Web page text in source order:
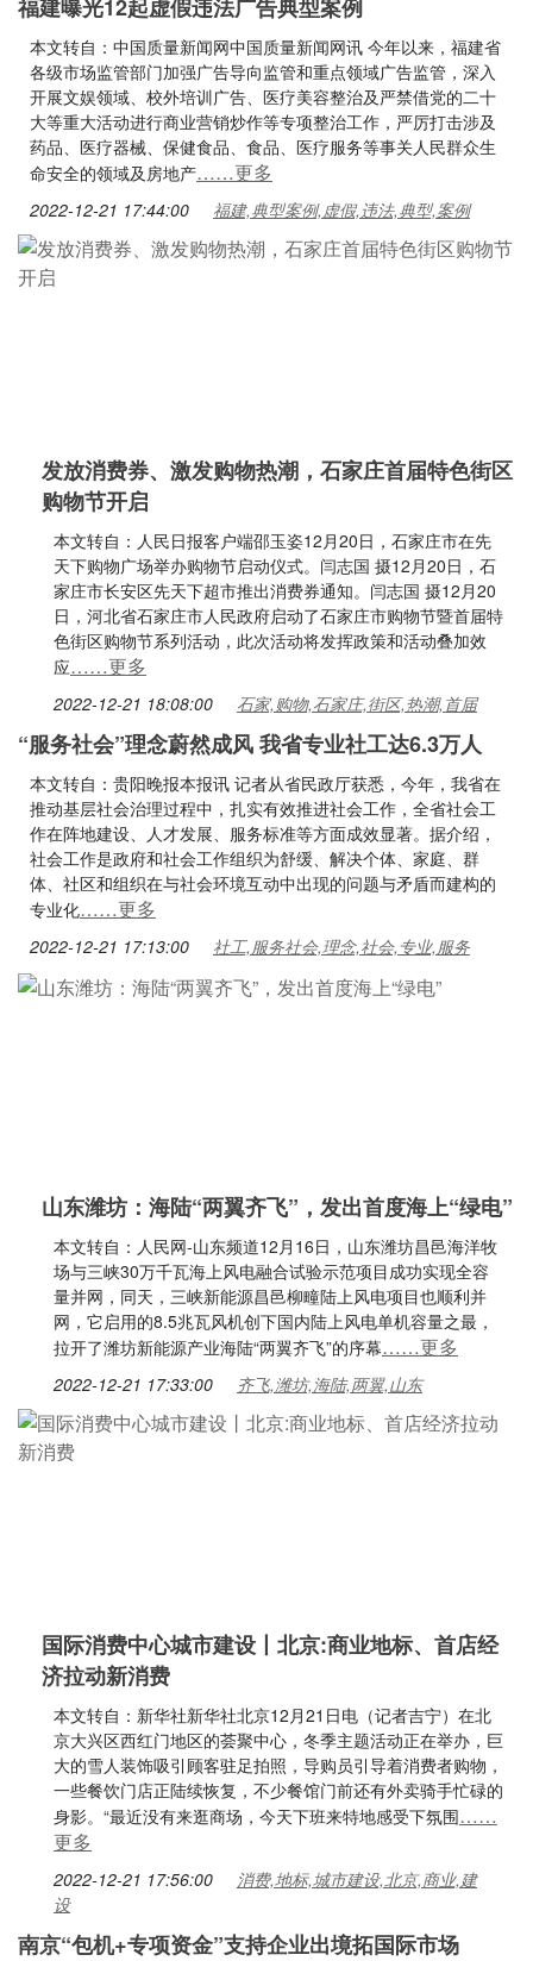
福建曝光12起虚假违法广告典型案例
本文转自：中国质量新闻网中国质量新闻网讯 今年以来，福建省
各级市场监管部门加强广告导向监管和重点领域广告监管，深入
开展文娱领域、校外培训广告、医疗美容整治及严禁借党的二十
大等重大活动进行商业营销炒作等专项整治工作，严厉打击涉及
药品、医疗器械、保健食品、食品、医疗服务等事关人民群众生
命安全的领域及房地产……更多
2022-12-21 17:44:00 福建,典型案例,虚假,违法,典型,案例
发放消费券、激发购物热潮，石家庄首届特色街区
购物节开启
本文转自：人民日报客户端邵玉姿12月20日，石家庄市在先
天下购物广场举办购物节启动仪式。闫志国 摄12月20日，石
家庄市长安区先天下超市推出消费券通知。闫志国 摄12月20
日，河北省石家庄市人民政府启动了石家庄市购物节暨首届特
色街区购物节系列活动，此次活动将发挥政策和活动叠加效
应……更多
2022-12-21 18:08:00 石家,购物,石家庄,街区,热潮,首届
“服务社会”理念蔚然成风 我省专业社工达6.3万人
本文转自：贵阳晚报本报讯 记者从省民政厅获悉，今年，我省在
推动基层社会治理过程中，扎实有效推进社会工作，全省社会工
作在阵地建设、人才发展、服务标准等方面成效显著。据介绍，
社会工作是政府和社会工作组织为舒缓、解决个体、家庭、群
体、社区和组织在与社会环境互动中出现的问题与矛盾而建构的
专业化……更多
2022-12-21 17:13:00 社工,服务社会,理念,社会,专业,服务
山东潍坊：海陆“两翼齐飞”，发出首度海上“绿电”
本文转自：人民网-山东频道12月16日，山东潍坊昌邑海洋牧
场与三峡30万千瓦海上风电融合试验示范项目成功实现全容
量并网，同天，三峡新能源昌邑柳疃陆上风电项目也顺利并
网，它启用的8.5兆瓦风机创下国内陆上风电单机容量之最，
拉开了潍坊新能源产业海陆“两翼齐飞”的序幕……更多
2022-12-21 17:33:00 齐飞,潍坊,海陆,两翼,山东
国际消费中心城市建设丨北京:商业地标、首店经
济拉动新消费
本文转自：新华社新华社北京12月21日电（记者吉宁）在北
京大兴区西红门地区的荟聚中心，冬季主题活动正在举办，巨
大的雪人装饰吸引顾客驻足拍照，导购员引导着消费者购物，
一些餐饮门店正陆续恢复，不少餐馆门前还有外卖骑手忙碌的
身影。“最近没有来逛商场，今天下班来特地感受下氛围……
更多
2022-12-21 17:56:00
消费,地标,城市建设,北京,商业,建
设
南京“包机+专项资金”支持企业出境拓国际市场